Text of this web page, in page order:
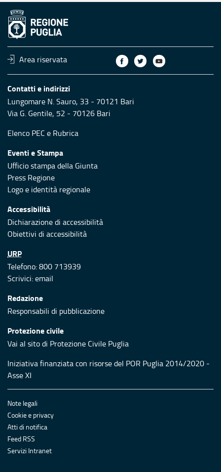
Area riservata
Contatti e indirizzi
Lungomare N. Sauro, 33 - 70121 Bari
Via G. Gentile, 52 - 70126 Bari
Elenco PEC e Rubrica
Eventi e Stampa
Ufficio stampa della Giunta
Press Regione
Logo e identità regionale
Accessibilità
Dichiarazione di accessibilità
Obiettivi di accessibilità
URP
Telefono: 800 713939
Scrivici:email
Redazione
Responsabili di pubblicazione
Protezione civile
Vai al sito di Protezione Civile Puglia
Iniziativa finanziata con risorse del POR Puglia 2014/2020 -
Asse XI
Note legali
Cookie e privacy
Atti di notifica
Feed RSS
Servizi Intranet